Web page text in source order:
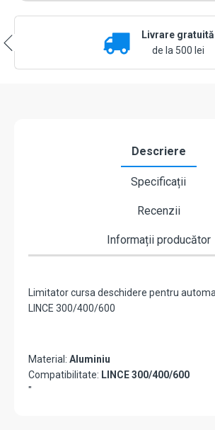
Livrare gratuită
de la 500 lei
Descriere
Specificații
Recenzii
Informații producător
Limitator cursa deschidere pentru
LINCE 300/400/600
Material: Aluminiu
Compatibilitate: LINCE 300/400/600
"